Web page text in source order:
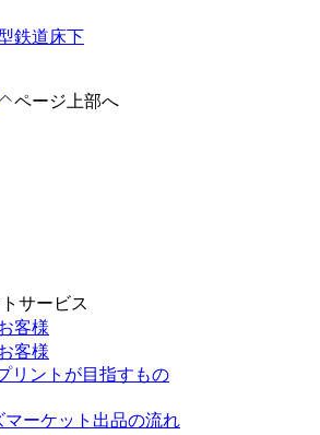
鉄道床下
ページ上部へ
サービス
客様
客様
リントが目指すもの
マーケット出品の流れ